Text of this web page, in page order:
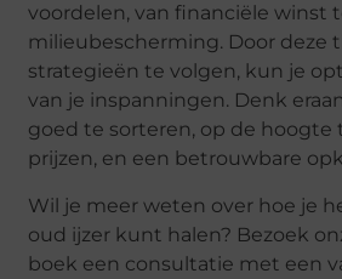
voordelen, van financiële winst
milieubescherming. Door deze
strategieën te volgen, kun je
van je inspanningen. Denk
goed te sorteren, op de hoogte
prijzen, en een betrouwbare
Wil je meer weten over hoe je
oud ijzer kunt halen? Bezoek
boek een consultatie met een